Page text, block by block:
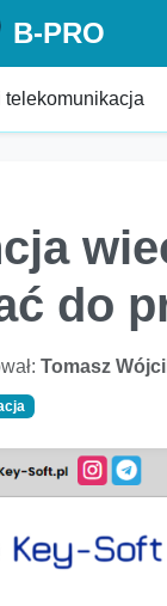
B-PRO
telekomunikacja
do
Tomasz